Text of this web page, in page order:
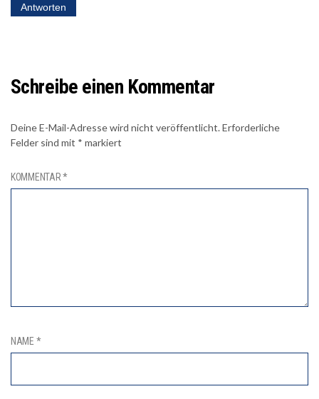
Antworten
Schreibe einen Kommentar
Deine E-Mail-Adresse wird nicht veröffentlicht.Erforderliche
Felder sind mit * markiert
KOMMENTAR*
NAME *